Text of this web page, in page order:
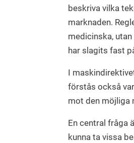
beskriva vilka
marknaden.
medicinska,
har slagits fast
I
förstås också
mot den möjliga
En central fråga
kunna ta vissa